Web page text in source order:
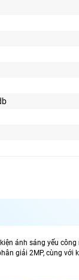
ánh sáng yếu công
giải 2MP, cùng với